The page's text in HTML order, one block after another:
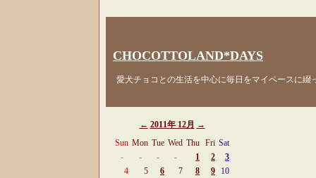
CHOCOTTOLAND*DAYS
愛犬チョコとの生活を中心に毎日をマイペースに綴
← 2011年 12月 →
Sun Mon Tue Wed Thu Fri Sat
-
- - - 1 2
3
4
5 6 7 8 9
10